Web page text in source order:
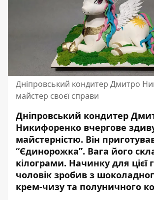
Дніпровський кондитер Дмитро
майстер своєї справи
Дніпровський кондитер
Никифоренко вчергове
майстерністю. Він
“Єдинорожка”. Вага його
кілограми. Начинку для цієї
чоловік зробив з
крем-чизу та полуничного